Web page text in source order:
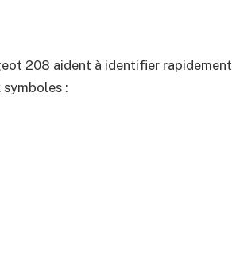
208 aident à identifier rapidement
: